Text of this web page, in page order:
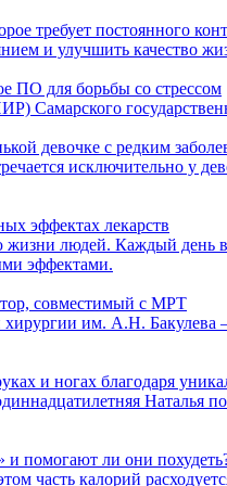
требует постоянного
и улучшить качество
ПО для борьбы со стрессом
Самарского
девочке с редким
исключительно
эффектах лекарств
жизни людей. Каждый
эффектами.
совместимый с МРТ
им. А.Н.
и ногах благодаря
Наталья
и помогают ли они
часть калорий